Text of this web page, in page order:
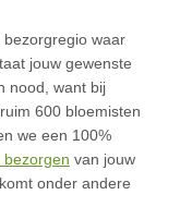
waar
jouw gewenste
nood, want bij
600 bloemisten
we een 100%
bezorgen van jouw
onder andere